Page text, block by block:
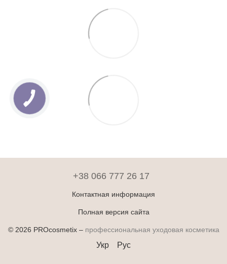
+38 066 777 26 17
Контактная информация
Полная версия сайта
© 2026 PROcosmetix – профессиональная уходовая косметика
Укр Рус